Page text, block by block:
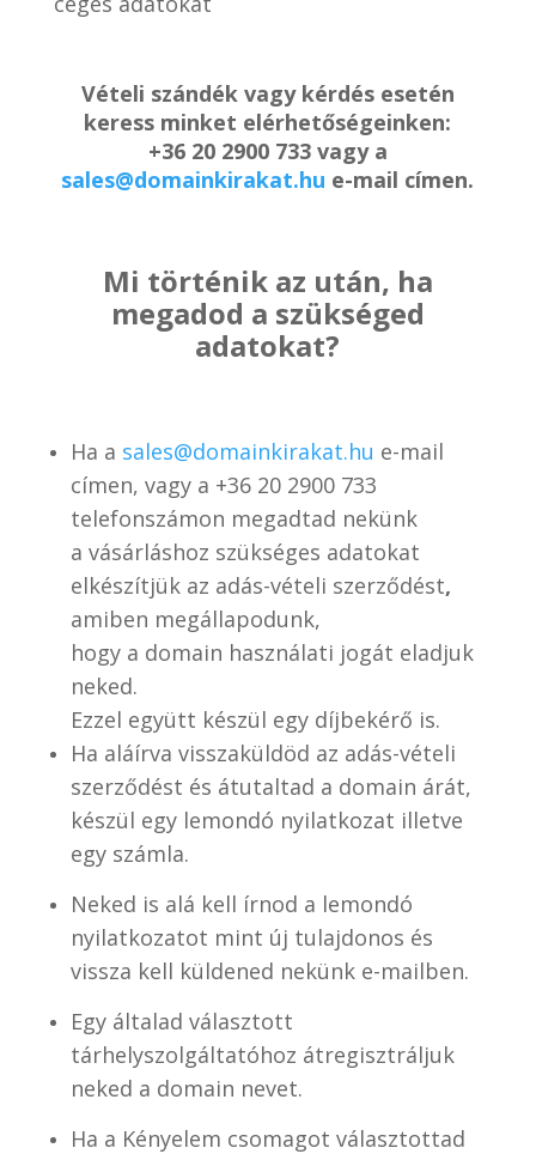
Vételi szándék vagy kérdés esetén
keress minket elérhetőségeinken:
+36 20 2900 733 vagy a
sales@domainkirakat.hu e-mail címen.
Mi történik az után, ha
megadod a szükséged
adatokat?
Ha a sales@domainkirakat.hu e-mail
címen, vagy a +36 20 2900 733
telefonszámon megadtad nekünk
a vásárláshoz szükséges adatokat
elkészítjük az adás-vételi szerződést,
amiben megállapodunk,
hogy a domain használati jogát eladjuk
neked.
Ezzel együtt készül egy díjbekérő is.
Ha aláírva visszaküldöd az adás-vételi
szerződést és átutaltad a domain árát,
készül egy lemondó nyilatkozat illetve
egy számla.
Neked is alá kell írnod a lemondó
nyilatkozatot mint új tulajdonos és
vissza kell küldened nekünk e-mailben.
Egy általad választott
tárhelyszolgáltatóhoz átregisztráljuk
neked a domain nevet.
Ha a Kényelem csomagot választottad